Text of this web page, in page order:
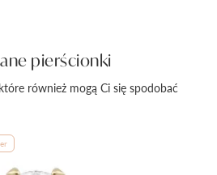
pierścionki
również mogą Ci się spodobać